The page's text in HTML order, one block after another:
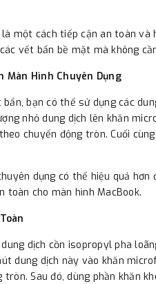
một cách tiếp cận an toàn và
vết bẩn bề mặt mà không
Màn Hình Chuyên Dụng
bạn có thể sử dụng các
nhỏ dung dịch lên khăn
chuyển động tròn. Cuối
dụng có thể hiệu quả
toàn cho màn hình MacBook.
dịch cồn isopropyl pha
dung dịch này vào khăn
Sau đó, dùng phần khăn